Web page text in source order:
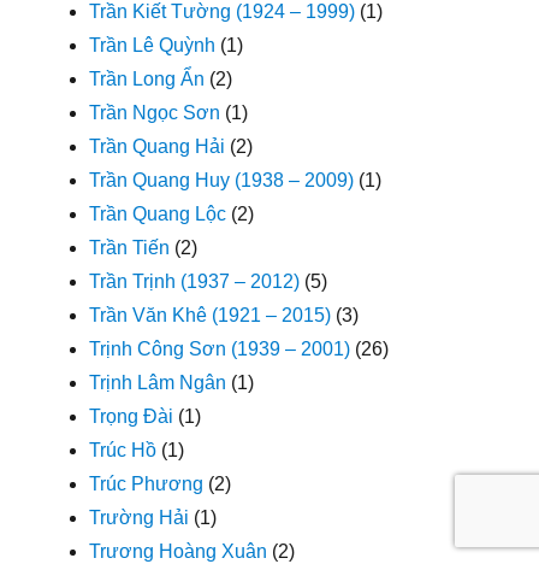
Trần Kiết Tường (1924 – 1999) (1)
Trần Lê Quỳnh (1)
Trần Long Ẩn (2)
Trần Ngọc Sơn (1)
Trần Quang Hải (2)
Trần Quang Huy (1938 – 2009) (1)
Trần Quang Lộc (2)
Trần Tiến (2)
Trần Trịnh (1937 – 2012) (5)
Trần Văn Khê (1921 – 2015) (3)
Trịnh Công Sơn (1939 – 2001) (26)
Trịnh Lâm Ngân (1)
Trọng Đài (1)
Trúc Hồ (1)
Trúc Phương (2)
Trường Hải (1)
Trương Hoàng Xuân (2)